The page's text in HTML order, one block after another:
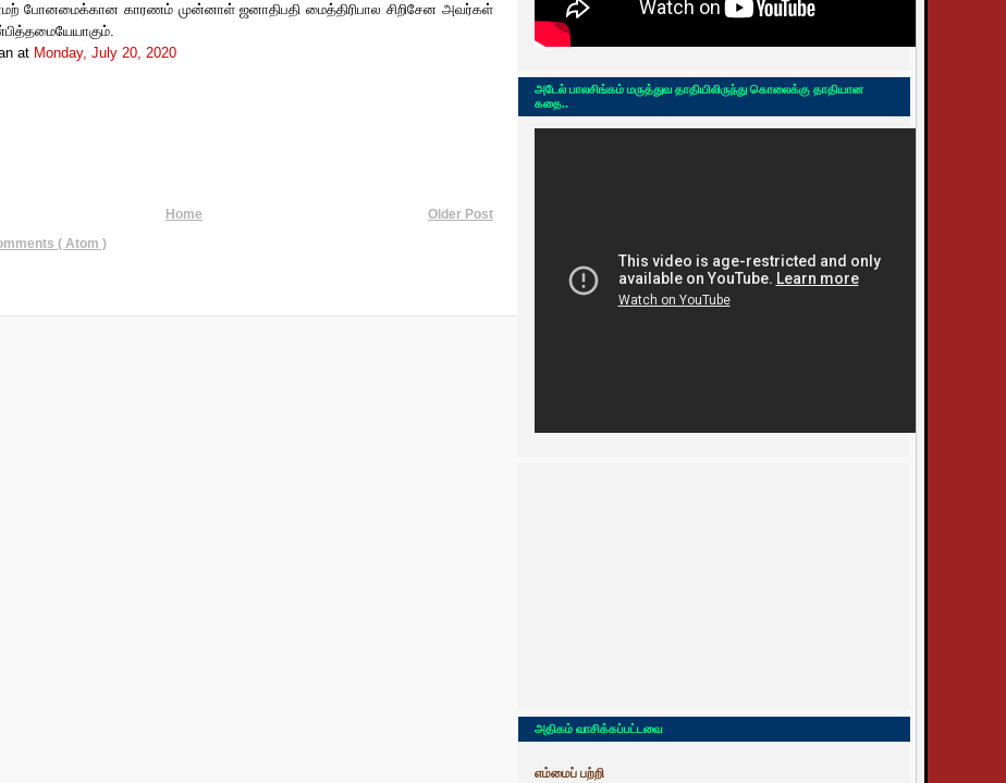
போனமைக்கான காரணம் முன்னாள் ஜனாதிபதி மைத்திரிபால சிறிசேன அவர்கள்
at Monday, July 20, 2020
Older Post
Home
( Atom )
அடேல் பாலசிங்கம் மருத்துவ தாதியிலிருந்து கொலைக்கு தாதியான
கதை..
அதிகம் வாசிக்கப்பட்டவை
எம்மைப் பற்றி